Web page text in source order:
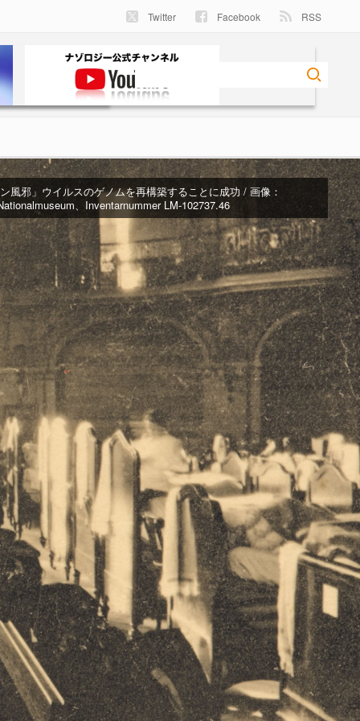
Twitter Facebook RSS
風邪」ウイルスのゲノムを再構築することに成功 / 画像：
、Inventarnummer LM-102737.46